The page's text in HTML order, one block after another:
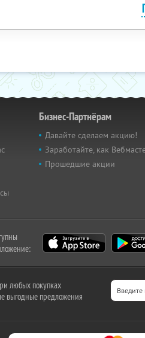
Бизнес-Партнёрам
Давайте сделаем акцию!
Заработайте, как
Прошедшие акции
любых покупках
выгодные предложения